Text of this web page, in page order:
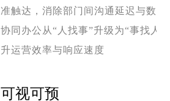
准触达，消除部门间沟通延迟与数据
协同办公从“人找事”升级为“事找人”
升运营效率与响应速度
可视可预